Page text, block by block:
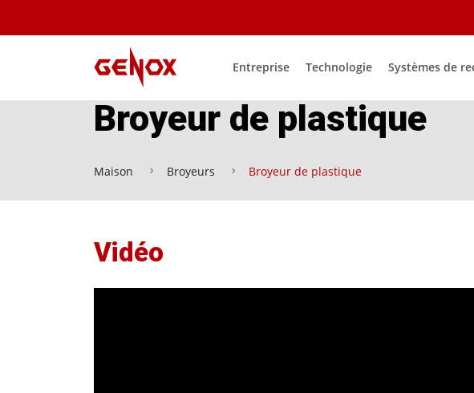
Entreprise Technologie Systèmes de
Broyeur de plastique
Maison Broyeurs Broyeur de plastique
Vidéo